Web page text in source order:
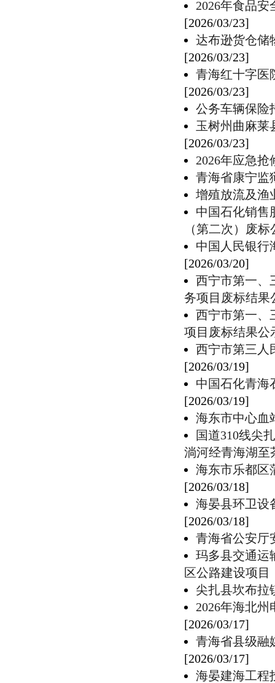
2026年食品
[2026/03/23]
达布逊货仓储
[2026/03/23]
青海红十字医
[2026/03/23]
公务车辆保险
玉树州曲麻莱
[2026/03/23]
2026年应急
青海省康宁监
增殖放流及渔
中国石化销售
（第二次）废标
中国人民银行
[2026/03/20]
西宁市第一、
务项目废标结果
西宁市第一、
项目废标结果公
西宁市第三人
[2026/03/19]
中国石化青海
[2026/03/19]
海东市中心血
国道310线尖
淌河经青海湖至
海东市乐都区
[2026/03/18]
海晏县环卫设
[2026/03/18]
青海省公安厅
玛多县交通运
区公路建设项目
尖扎县坎布拉
2026年海北
[2026/03/17]
青海省县级融
[2026/03/17]
海晏建海工程